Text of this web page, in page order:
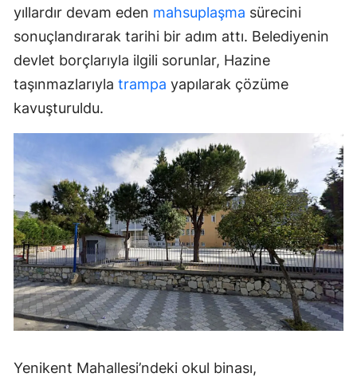
yıllardır devam eden mahsuplaşma sürecini
sonuçlandırarak tarihi bir adım attı. Belediyenin
devlet borçlarıyla ilgili sorunlar, Hazine
taşınmazlarıyla trampa yapılarak çözüme
kavuşturuldu.
Yenikent Mahallesi’ndeki okul binası,